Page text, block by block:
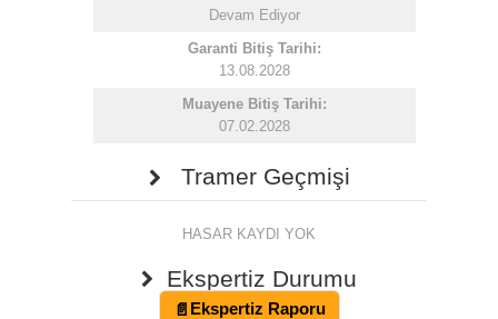
Devam Ediyor
Garanti Bitiş Tarihi:
13.08.2028
Muayene Bitiş Tarihi:
07.02.2028
Tramer Geçmişi
HASAR KAYDI YOK
Ekspertiz Durumu
Ekspertiz Raporu